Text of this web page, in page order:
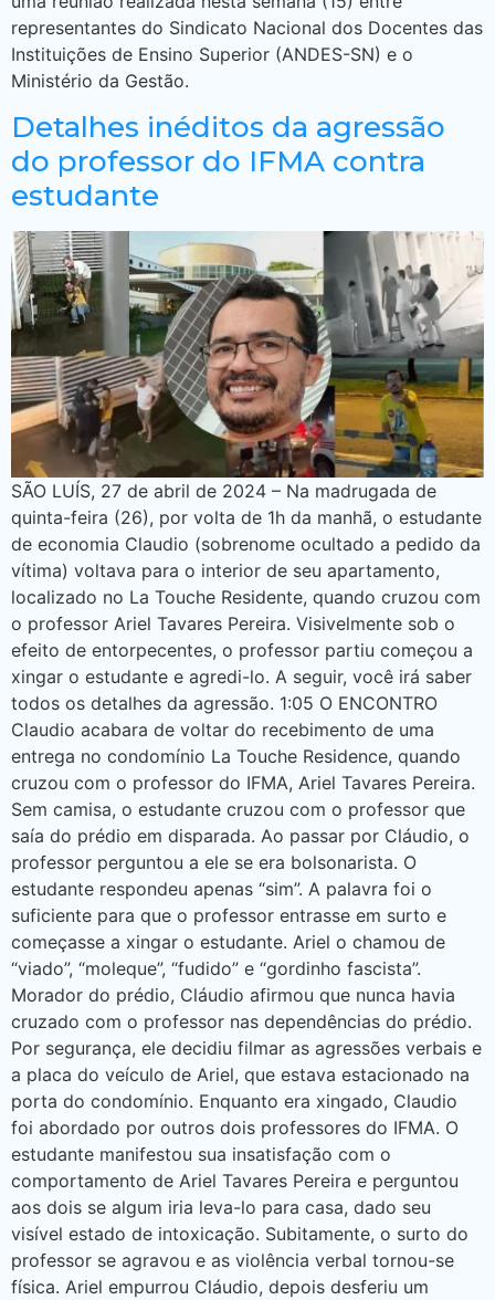
representantes do Sindicato Nacional dos Docentes das
Instituições de Ensino Superior (ANDES-SN) e o
Ministério da Gestão.
Detalhes inéditos da agressão
do professor do IFMA contra
estudante
SÃO LUÍS, 27 de abril de 2024 – Na madrugada de
quinta-feira (26), por volta de 1h da manhã, o estudante
de economia Claudio (sobrenome ocultado a pedido da
vítima) voltava para o interior de seu apartamento,
localizado no La Touche Residente, quando cruzou com
o professor Ariel Tavares Pereira. Visivelmente sob o
efeito de entorpecentes, o professor partiu começou a
xingar o estudante e agredi-lo. A seguir, você irá saber
todos os detalhes da agressão. 1:05 O ENCONTRO
Claudio acabara de voltar do recebimento de uma
entrega no condomínio La Touche Residence, quando
cruzou com o professor do IFMA, Ariel Tavares Pereira.
Sem camisa, o estudante cruzou com o professor que
saía do prédio em disparada. Ao passar por Cláudio, o
professor perguntou a ele se era bolsonarista. O
estudante respondeu apenas “sim”. A palavra foi o
suficiente para que o professor entrasse em surto e
começasse a xingar o estudante. Ariel o chamou de
“viado”, “moleque”, “fudido” e “gordinho fascista”.
Morador do prédio, Cláudio afirmou que nunca havia
cruzado com o professor nas dependências do prédio.
Por segurança, ele decidiu filmar as agressões verbais e
a placa do veículo de Ariel, que estava estacionado na
porta do condomínio. Enquanto era xingado, Claudio
foi abordado por outros dois professores do IFMA. O
estudante manifestou sua insatisfação com o
comportamento de Ariel Tavares Pereira e perguntou
aos dois se algum iria leva-lo para casa, dado seu
visível estado de intoxicação. Subitamente, o surto do
professor se agravou e as violência verbal tornou-se
física. Ariel empurrou Cláudio, depois desferiu um